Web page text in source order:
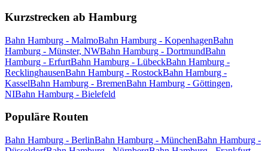
Kurzstrecken ab Hamburg
Bahn Hamburg - MalmoBahn Hamburg - KopenhagenBahn
Hamburg - Münster, NWBahn Hamburg - DortmundBahn
Hamburg - ErfurtBahn Hamburg - LübeckBahn Hamburg -
RecklinghausenBahn Hamburg - RostockBahn Hamburg -
KasselBahn Hamburg - BremenBahn Hamburg - Göttingen,
NIBahn Hamburg - Bielefeld
Populäre Routen
Bahn Hamburg - BerlinBahn Hamburg - MünchenBahn Hamburg -